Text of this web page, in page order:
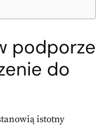
podporze
do
istotny